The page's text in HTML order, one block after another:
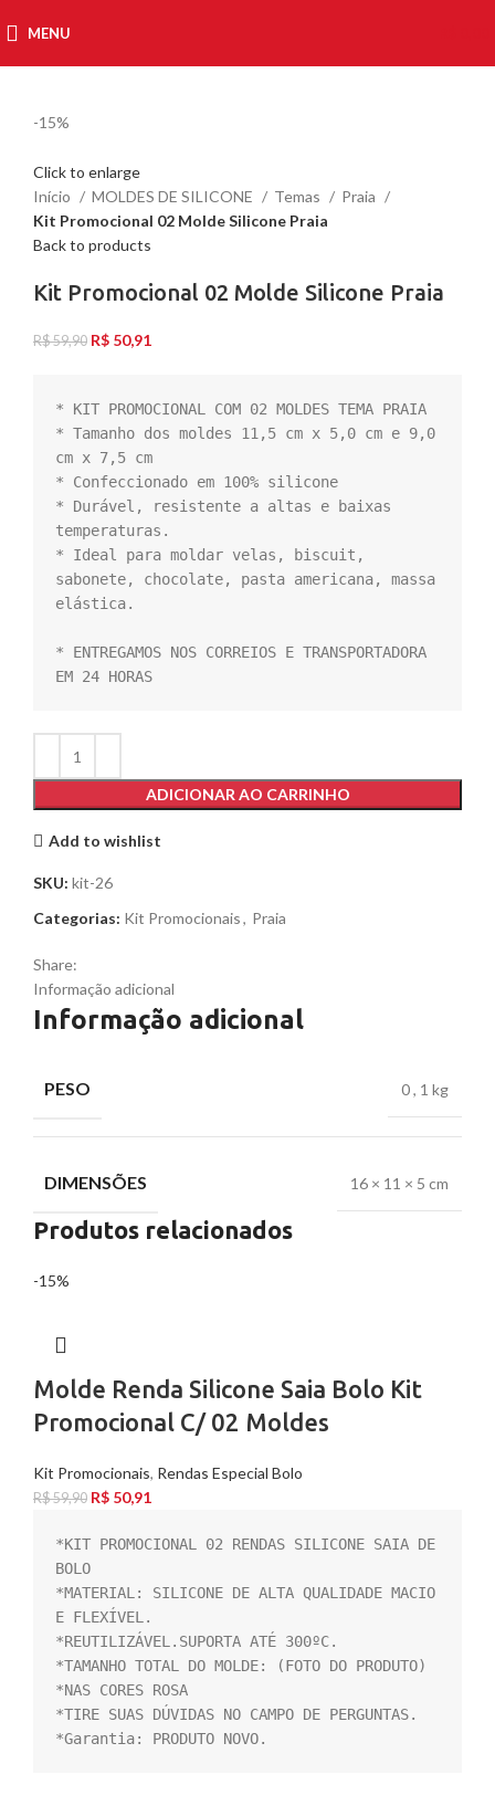
MENU
-15%
Click to enlarge
Início
MOLDES DE SILICONE Temas
Praia
Kit Promocional 02 Molde Silicone Praia
Back to products
Kit Promocional 02 Molde Silicone Praia
R$59,90 R$ 50,91
* KIT PROMOCIONAL COM 02 MOLDES TEMA PRAIA
* Tamanho dos moldes 11,5 cm x 5,0 cm e 9,0
cm x 7,5 cm
* Confeccionado em 100% silicone
* Durável, resistente a altas e baixas
temperaturas.
* Ideal para moldar velas, biscuit,
sabonete, chocolate, pasta americana, massa
elástica.
* ENTREGAMOS NOS CORREIOS E TRANSPORTADORA
EM 24 HORAS
ADICIONAR AO CARRINHO
Add to wishlist
SKU: kit-26
Categorias: Kit Promocionais, Praia
Share:
Informação adicional
Informação adicional
PESO 0, 1 kg
DIMENSÕES 16 × 11 × 5 cm
Produtos relacionados
-15%
Molde Renda Silicone Saia Bolo Kit
Promocional C/ 02 Moldes
Kit Promocionais, Rendas Especial Bolo
R$59,90 R$ 50,91
*KIT PROMOCIONAL 02 RENDAS SILICONE SAIA DE
BOLO
*MATERIAL: SILICONE DE ALTA QUALIDADE MACIO
E FLEXÍVEL.
*REUTILIZÁVEL.SUPORTA ATÉ 300ºC.
*TAMANHO TOTAL DO MOLDE: (FOTO DO PRODUTO)
*NAS CORES ROSA
*TIRE SUAS DÚVIDAS NO CAMPO DE PERGUNTAS.
*Garantia: PRODUTO NOVO.